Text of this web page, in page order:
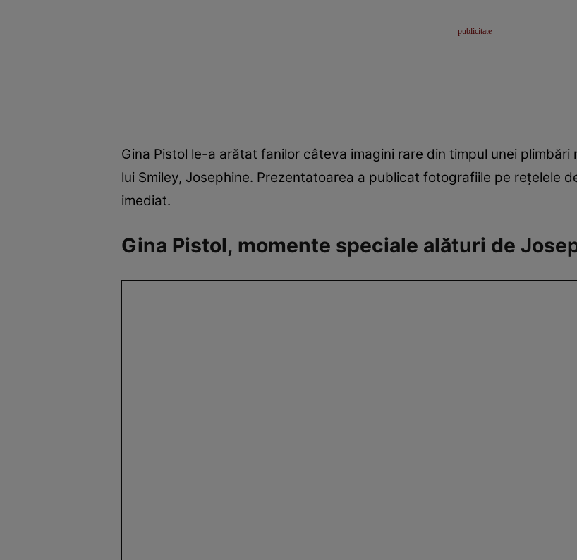
Gina Pistol le-a arătat fanilor câteva imagini rare din timpul unei
lui Smiley, Josephine. Prezentatoarea a publicat fotografiile pe rețelele
imediat.
Gina Pistol, momente speciale alături de